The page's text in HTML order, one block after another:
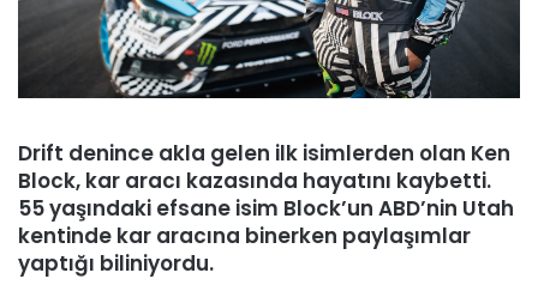
Drift denince akla gelen ilk isimlerden olan Ken
Block, kar aracı kazasında hayatını kaybetti.
55 yaşındaki efsane isim Block’un ABD’nin Utah
kentinde kar aracına binerken paylaşımlar
yaptığı biliniyordu.